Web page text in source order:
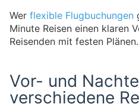
Wer flexible Flugbuchungen
Minute Reisen einen klaren
Reisenden mit festen Plänen.
Vor- und
verschiedene